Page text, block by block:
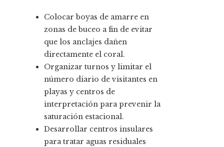
Colocar boyas de amarre en
zonas de buceo a fin de evitar
que los anclajes dañen
directamente el coral.
Organizar turnos y limitar el
número diario de visitantes en
playas y centros de
interpretación para prevenir la
saturación estacional.
Desarrollar centros insulares
para tratar aguas residuales